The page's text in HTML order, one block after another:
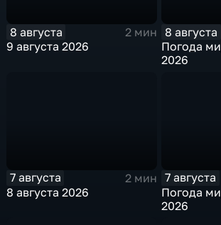
8 августа
2 мин
9 августа 2026
8 августа
Погода
2026
7 августа
2 мин
8 августа 2026
7 августа
Погода
2026